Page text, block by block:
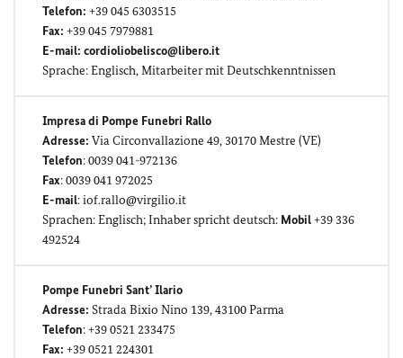
Telefon: +39 045 6303515
Fax: +39 045 7979881
E-mail: cordioliobelisco@libero.it
Sprache: Englisch, Mitarbeiter mit Deutschkenntnissen
Impresa di Pompe Funebri Rallo
Adresse: Via Circonvallazione 49, 30170 Mestre (VE)
Telefon: 0039 041-972136
Fax: 0039 041 972025
E-mail: iof.rallo@virgilio.it
Sprachen: Englisch; Inhaber spricht deutsch: Mobil+39 336
492524
Pompe Funebri Sant’ Ilario
Adresse: Strada Bixio Nino 139, 43100 Parma
Telefon: +39 0521 233475
Fax: +39 0521 224301